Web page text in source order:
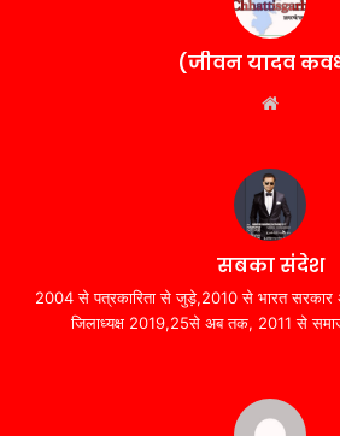
(जीवन यादव
सबका संदेश
2004 से पत्रकारिता से जुड़े,2010 से भारत सरकार
जिलाध्यक्ष 2019,25से अब तक, 2011 से